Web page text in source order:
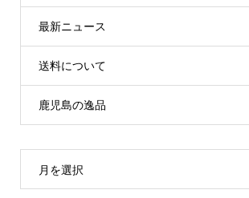
最新ニュース
送料について
鹿児島の逸品
月を選択